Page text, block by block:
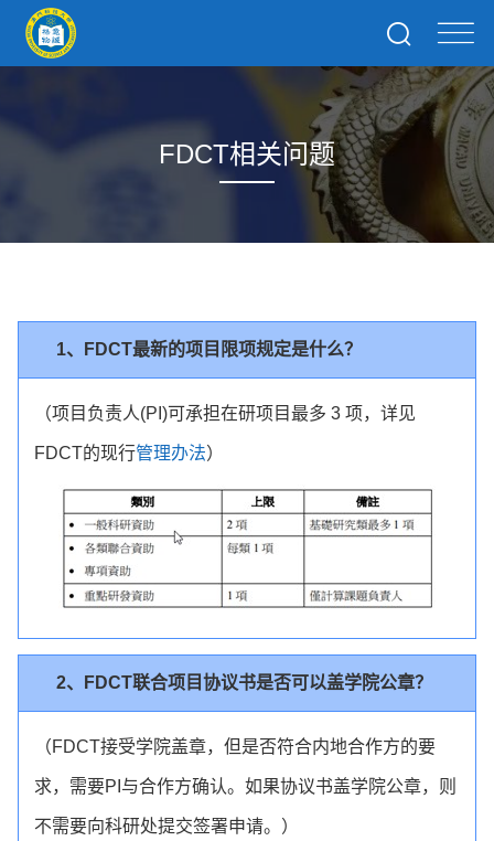
FDCT相关问题
1、FDCT最新的项目限项规定是什么？
（项目负责人(PI)可承担在研项目最多 3 项，详见
FDCT的现行管理办法）
2、FDCT联合项目协议书是否可以盖学院公章？
（FDCT接受学院盖章，但是否符合内地合作方的要
求，需要PI与合作方确认。如果协议书盖学院公章，则
不需要向科研处提交签署申请。）